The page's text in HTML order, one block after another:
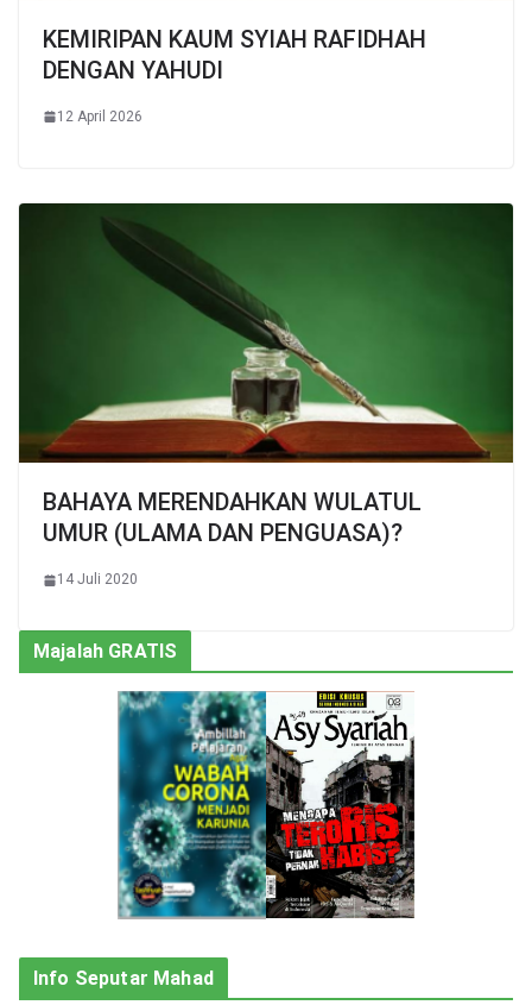
KEMIRIPAN KAUM SYIAH RAFIDHAH
DENGAN YAHUDI
12 April 2026
BAHAYA MERENDAHKAN WULATUL
UMUR (ULAMA DAN PENGUASA)?
14 Juli 2020
Majalah GRATIS
Info Seputar Mahad